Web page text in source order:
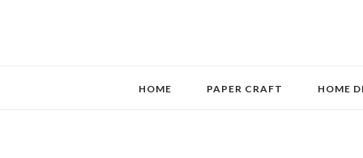
HOME PAPER CRAFT HOME